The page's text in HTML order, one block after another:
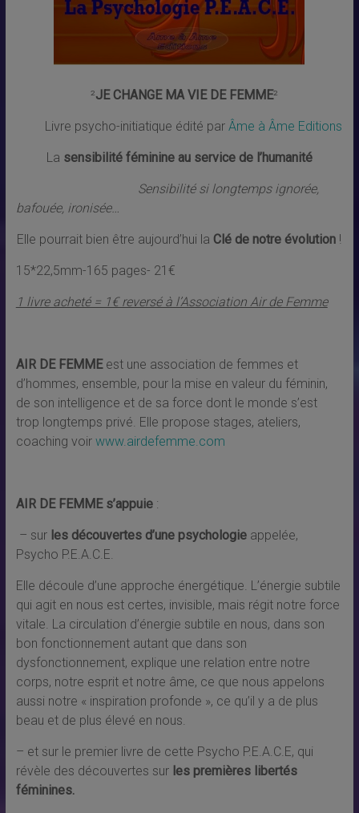
²JE CHANGE MA VIE DE FEMME²
Livre psycho-initiatique édité parÂme à Âme Editions
La sensibilité féminine au service de l’humanité
Sensibilité si longtemps ignorée,
bafouée, ironisée…
Elle pourrait bien être aujourd’hui laClé de notre évolution !
15*22,5mm-165 pages- 21€
1 livre acheté = 1€ reversé à l’Association Air de Femme
AIR DE FEMMEest une association de femmes et
d’hommes, ensemble, pour la mise en valeur du féminin,
de son intelligence et de sa force dont le monde s’est
trop longtemps privé. Elle propose stages, ateliers,
coaching voir www.airdefemme.com
AIR DE FEMME s’appuie:
– sur les découvertes d’une psychologieappelée,
Psycho P.E.A.C.E.
Elle découle d’une approche énergétique. L’énergie subtile
qui agit en nous est certes, invisible, mais régit notre force
vitale. La circulation d’énergie subtile en nous, dans son
bon fonctionnement autant que dans son
dysfonctionnement, explique une relation entre notre
corps, notre esprit et notre âme, ce que nous appelons
aussi notre « inspiration profonde », ce qu’il y a de plus
beau et de plus élevé en nous.
– et sur le premier livre de cette Psycho P.E.A.C.E, qui
révèle des découvertes sur les premières libertés
féminines.